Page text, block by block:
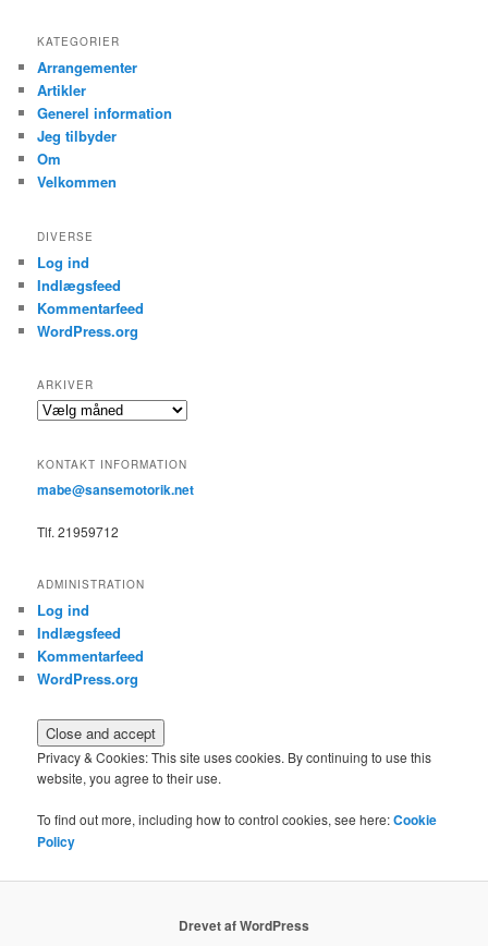
KATEGORIER
Arrangementer
Artikler
Generel information
Jeg tilbyder
Om
Velkommen
DIVERSE
Log ind
Indlægsfeed
Kommentarfeed
WordPress.org
ARKIVER
Arkiver
KONTAKT INFORMATION
mabe@sansemotorik.net
Tlf. 21959712
ADMINISTRATION
Log ind
Indlægsfeed
Kommentarfeed
WordPress.org
Privacy & Cookies: This site uses cookies. By continuing to use this
website, you agree to their use.
To find out more, including how to control cookies, see here:Cookie
Policy
Drevet af WordPress